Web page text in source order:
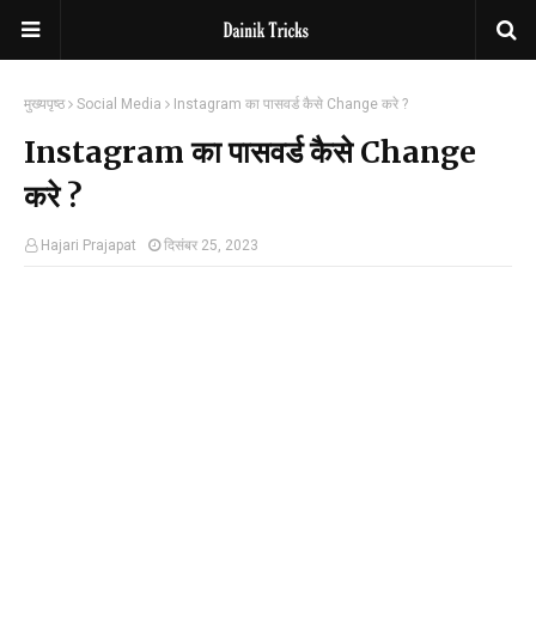
मुख्यपृष्ठ Social Media Instagram का पासवर्ड कैसे Change करे ?
Instagram का पासवर्ड कैसे Change
करे ?
Hajari Prajapat दिसंबर 25, 2023